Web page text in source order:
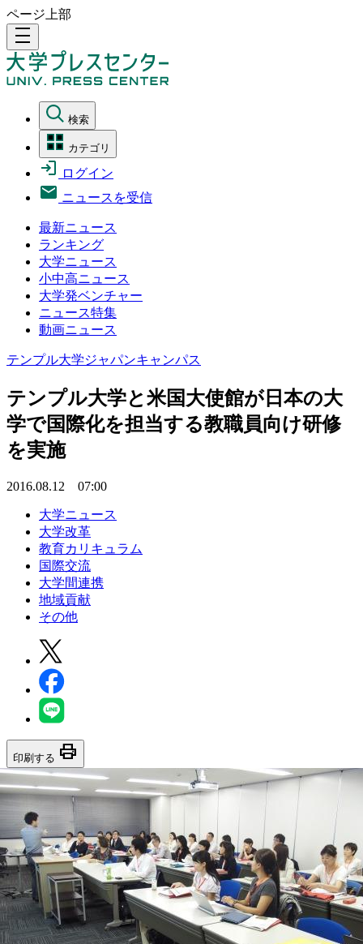
ページ上部
density_medium
検索
カテゴリ
ログイン
ニュースを受信
最新ニュース
ランキング
大学ニュース
小中高ニュース
大学発ベンチャー
ニュース特集
動画ニュース
テンプル大学ジャパンキャンパス
テンプル大学と米国大使館が日本の大
学で国際化を担当する教職員向け研修
を実施
2016.08.12 07:00
大学ニュース
大学改革
教育カリキュラム
国際交流
大学間連携
地域貢献
その他
印刷する print